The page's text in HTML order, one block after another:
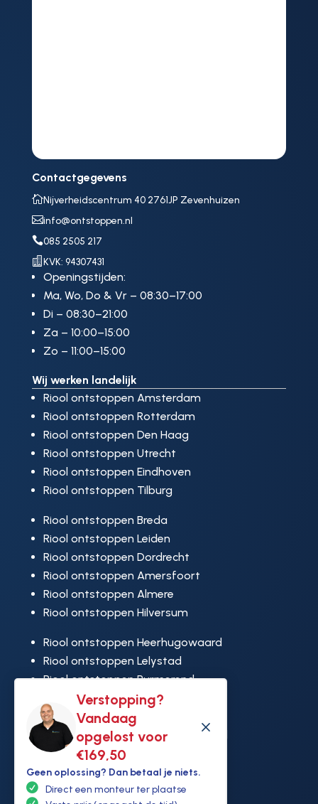
Verstopping?
Vandaag
opgelost voor
€169,50
M
Geen oplossing? Dan betaal je niets.
Direct een monteur ter plaatse
Contactgegevens
Nijverheidscentrum 40 2761JP Zevenhuizen
info@ontstoppen.nl
085 2505 217
 KVK: 94307431
Openingstijden:
Ma, Wo, Do & Vr – 08:30–17:00
Di – 08:30–21:00
Za – 10:00–15:00
Zo – 11:00–15:00
Wij werken landelijk
Riool ontstoppen Amsterdam
Riool ontstoppen Rotterdam
Riool ontstoppen Den Haag
Riool ontstoppen Utrecht
Riool ontstoppen Eindhoven
Riool ontstoppen Tilburg
Riool ontstoppen Breda
Riool ontstoppen Leiden
Riool ontstoppen Dordrecht
Riool ontstoppen Amersfoort
Riool ontstoppen Almere
Riool ontstoppen Hilversum
Riool ontstoppen Heerhugowaard
Riool ontstoppen Lelystad
Riool ontstoppen Purmerend
Riool ontstoppen Ridderkerk
Riool ontstoppen Rijswijk
Riool ontstoppen Hoek van Holland